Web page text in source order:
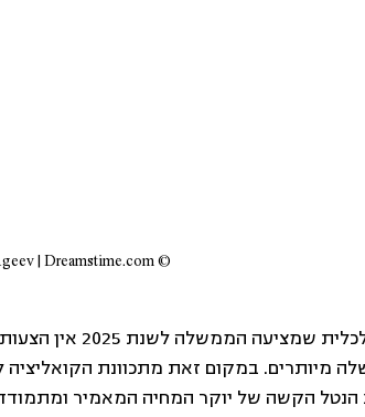
© Rostislav Ageev | Dreamstime.com
בתוכנית הכלכלית
מיותרים. במקום זאת מתכוונת
הנטל הקשה של יוקר המחיה המאמיר